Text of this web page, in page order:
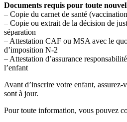
Documents requis pour toute
– Copie du carnet de santé
– Copie ou extrait de la décision de
séparation
– Attestation CAF ou MSA avec le
d’imposition N-2
– Attestation d’assurance
l’enfant
Avant d’inscrire votre enfant, assurez-
sont à jour.
Pour toute information, vous pouvez